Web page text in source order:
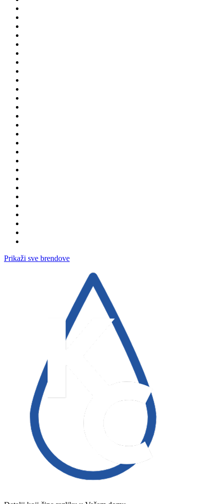
Prikaži sve brendove